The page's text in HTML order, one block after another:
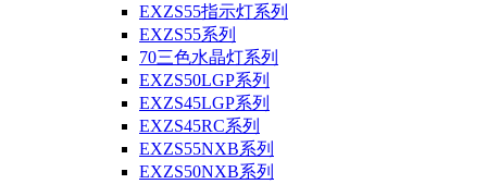
EXZS55指示灯系列
EXZS55系列
70三色水晶灯系列
EXZS50LGP系列
EXZS45LGP系列
EXZS45RC系列
EXZS55NXB系列
EXZS50NXB系列